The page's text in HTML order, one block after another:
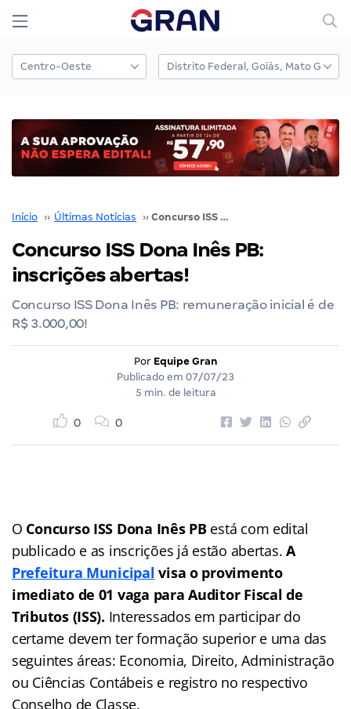
Início ›› Últimas Notícias ›› Concurso ISS Dona Inês PB: inscrições abertas!
Concurso ISS Dona Inês PB:
inscrições abertas!
Concurso ISS Dona Inês PB: remuneração inicial é de
R$ 3.000,00!
Por Equipe Gran
Publicado em 07/07/23
5 min. de leitura
0 0
O Concurso ISS Dona Inês PB está com edital
publicado e as inscrições já estão abertas.A
Prefeitura Municipal visa o provimento
imediato de 01 vaga para Auditor Fiscal de
Tributos (ISS). Interessados em participar do
certame devem ter formação superior e uma das
seguintes áreas: Economia, Direito, Administração
ou Ciências Contábeis e registro no respectivo
Conselho de Classe.